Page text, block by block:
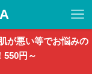
が悪い等でお悩みの
550円～